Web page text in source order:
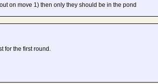
on move 1) then only they should be in the pond
for the first round.